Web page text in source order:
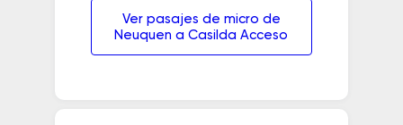
Ver pasajes de micro de
Neuquen a Casilda Acceso